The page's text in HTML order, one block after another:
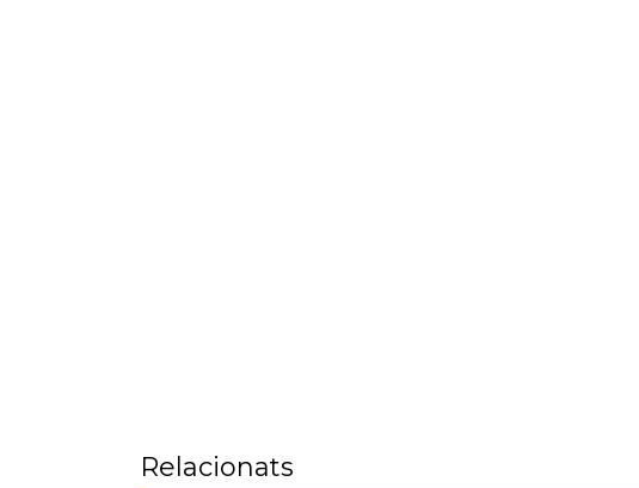
Relacionats